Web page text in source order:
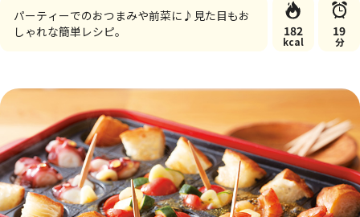
パーティーでのおつまみや前菜に♪見た目もお
しゃれな簡単レシピ。
182
kcal
19
分